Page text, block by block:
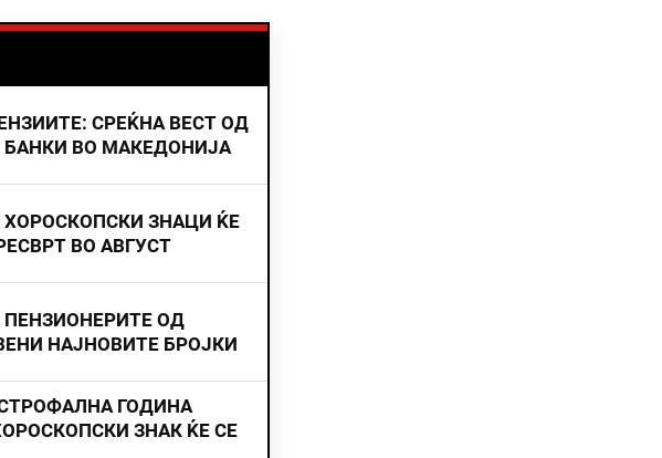
СРЕЌНА ВЕСТ ОД
ВО МАКЕДОНИЈА
ЗНАЦИ ЌЕ
ВО АВГУСТ
ОД
НАЈНОВИТЕ БРОЈКИ
ГОДИНА
ЗНАК ЌЕ СЕ